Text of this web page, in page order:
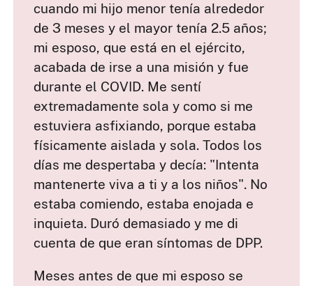
cuando mi hijo menor tenía alrededor
de 3 meses y el mayor tenía 2.5 años;
mi esposo, que está en el ejército,
acabada de irse a una misión y fue
durante el COVID. Me sentí
extremadamente sola y como si me
estuviera asfixiando, porque estaba
físicamente aislada y sola. Todos los
días me despertaba y decía: "Intenta
mantenerte viva a ti y a los niños". No
estaba comiendo, estaba enojada e
inquieta. Duró demasiado y me di
cuenta de que eran síntomas de DPP.
Meses antes de que mi esposo se